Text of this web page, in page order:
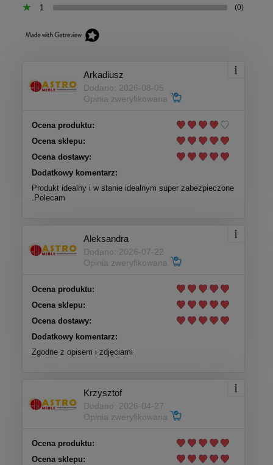
1 (0)
Arkadiusz
Dodano: 2026-08-05
Opinia zweryfikowana
Ocena produktu:
Ocena sklepu:
Ocena dostawy:
Dodatkowy komentarz:
Produkt idealny i w stanie idealnym super zabezpieczone
.Polecam
Aleksandra
Dodano: 2026-07-22
Opinia zweryfikowana
Ocena produktu:
Ocena sklepu:
Ocena dostawy:
Dodatkowy komentarz:
Zgodne z opisem i zdjęciami
Krzysztof
Dodano: 2026-04-27
Opinia zweryfikowana
Ocena produktu:
Ocena sklepu: